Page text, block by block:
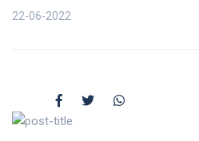
22-06-2022